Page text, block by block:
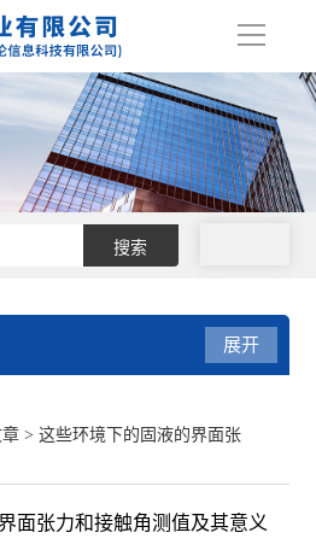
导
展开
> 这些环境下的固液的界面张
面张力和接触角测值及其意义